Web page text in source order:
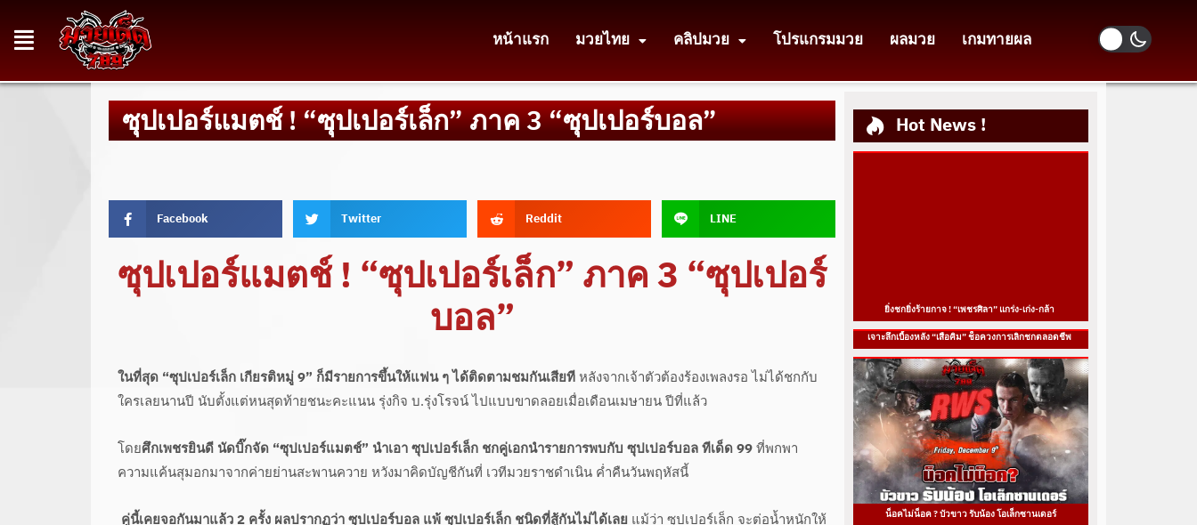
หน้าแรก มวยไทย คลิปมวย โปรแกรมมวย ผลมวย เกมทายผล
ซุปเปอร์แมตช์ ! “ซุปเปอร์เล็ก” ภาค 3 “ซุปเปอร์บอล”
Facebook Twitter Reddit LINE
ซุปเปอร์แมตช์ ! “ซุปเปอร์เล็ก” ภาค 3 “ซุปเปอร์
บอล”
ในที่สุด “ซุปเปอร์เล็ก เกียรติหมู่ 9” ก็มีรายการขึ้นให้แฟน ๆ ได้ติดตามชมกันเสียทีหลังจากเจ้าตัวต้องร้องเพลงรอ ไม่ได้ชกกับ
ใครเลยนานปี นับตั้งแต่หนสุดท้ายชนะคะแนน รุ่งกิจ บ.รุ่งโรจน์ ไปแบบขาดลอยเมื่อเดือนเมษายน ปีที่แล้ว
โดยศึกเพชรยินดี นัดบิ๊กจัด “ซุปเปอร์แมตช์” นำเอา ซุปเปอร์เล็ก ชกคู่เอกนำรายการพบกับ ซุปเปอร์บอล ทีเด็ด 99ที่พกพา
ความแค้นสุมอกมาจากค่ายย่านสะพานควาย หวังมาคิดบัญชีกันที่ เวทีมวยราชดำเนิน ค่ำคืนวันพฤหัสนี้
คู่นี้เคยจอกันมาแล้ว 2 ครั้ง ผลปรากฏว่า ซุปเปอร์บอล แพ้ ซุปเปอร์เล็ก ชนิดที่สู้กันไม่ได้เลย แม้ว่า ซุปเปอร์เล็ก จะต่อน้ำหนักให้
Hot News !
ยิ่งชกยิ่งร้ายกาจ ! “เพชรศิลา” แกร่ง-เก่ง-กล้า
เจาะลึกเบื้องหลัง “เสือคิม” ช็อควงการเลิกชกตลอดชีพ
น็อคไม่น็อค ? บัวขาว รับน้อง โอเล็กซานเดอร์